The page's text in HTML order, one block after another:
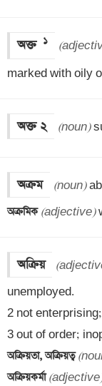
অক্ত ১
marked with oily or
অক্ত ২ (noun)
অক্রম (noun)
অক্রমিক (adjective)
অক্রিয়
unemployed.
2 not
অক্রিয়তা, অক্রিয়ত্ব
অক্রিয়কর্মা